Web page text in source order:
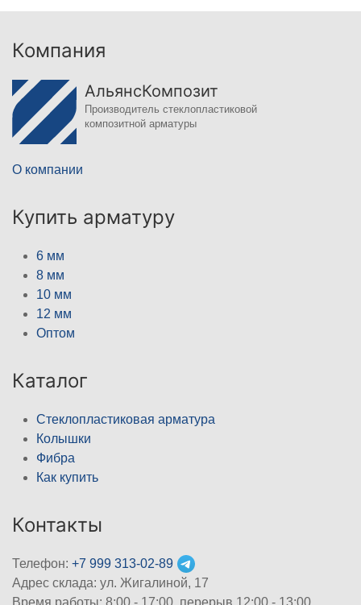
Компания
АльянсКомпозит
Производитель стеклопластиковой
композитной арматуры
О компании
Купить арматуру
6 мм
8 мм
10 мм
12 мм
Оптом
Каталог
Стеклопластиковая арматура
Колышки
Фибра
Как купить
Контакты
Телефон: +7 999 313-02-89
Адрес склада: ул. Жигалиной, 17
Время работы: 8:00 - 17:00, перерыв 12:00 - 13:00